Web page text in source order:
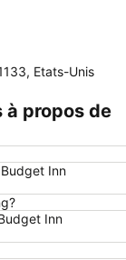
Etats-Unis
à propos de
Inn
Inn